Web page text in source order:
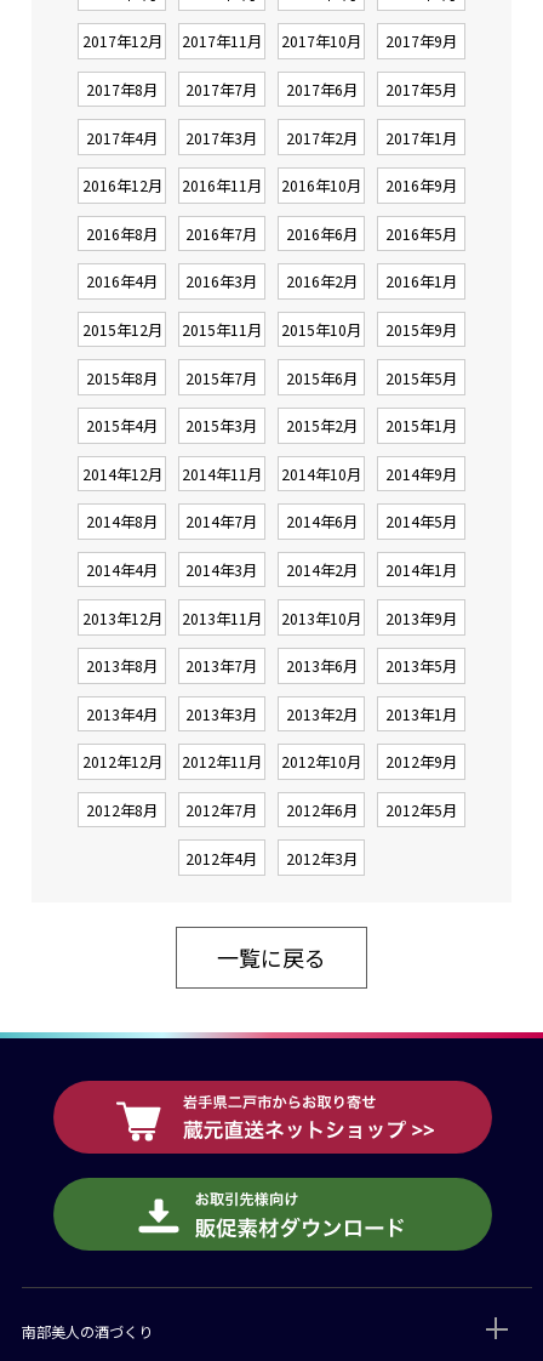
2017年12月 2017年11月 2017年10月 2017年9月
2017年8月 2017年7月 2017年6月 2017年5月
2017年4月 2017年3月 2017年2月 2017年1月
2016年12月 2016年11月 2016年10月 2016年9月
2016年8月 2016年7月 2016年6月 2016年5月
2016年4月 2016年3月 2016年2月 2016年1月
2015年12月 2015年11月 2015年10月 2015年9月
2015年8月 2015年7月 2015年6月 2015年5月
2015年4月 2015年3月 2015年2月 2015年1月
2014年12月 2014年11月 2014年10月 2014年9月
2014年8月 2014年7月 2014年6月 2014年5月
2014年4月 2014年3月 2014年2月 2014年1月
2013年12月 2013年11月 2013年10月 2013年9月
2013年8月 2013年7月 2013年6月 2013年5月
2013年4月 2013年3月 2013年2月 2013年1月
2012年12月 2012年11月 2012年10月 2012年9月
2012年8月 2012年7月 2012年6月 2012年5月
2012年4月 2012年3月
一覧に戻る
南部美人の酒づくり